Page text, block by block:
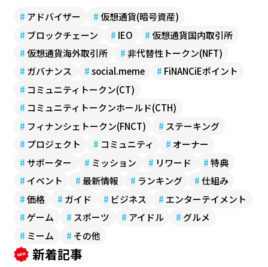
# アドバイザー #仮想通貨(暗号資産)
# ブロックチェーン # IEO #仮想通貨国内取引所
#仮想通貨海外取引所 #非代替性トークン(NFT)
# ガバナンス #social.meme # FiNANCiEポイント
# コミュニティトークン(CT)
# コミュニティトークンホールド(CTH)
# フィナンシェトークン(FNCT) # ステーキング
# プロジェクト # コミュニティ # オーナー
# サポーター # ミッション # リワード #特典
# イベント #最新情報 # ランキング #仕組み
#価格 # ガイド # ビジネス # エンターテイメント
# ゲーム # スポーツ # アイドル # グルメ
# ミーム # その他
新着記事